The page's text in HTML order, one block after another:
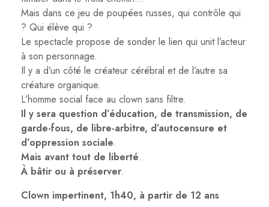
Mais dans ce jeu de poupées russes, qui contrôle qui
? Qui élève qui ?
Le spectacle propose de sonder le lien qui unit l’acteur
à son personnage.
Il y a d’un côté le créateur cérébral et de l’autre sa
créature organique.
L’homme social face au clown sans filtre.
Il y sera question d’éducation, de transmission, de
garde-fous, de libre-arbitre, d’autocensure et
d’oppression sociale.
Mais avant tout de liberté.
À bâtir ou à préserver.
Clown impertinent, 1h40, à partir de 12 ans